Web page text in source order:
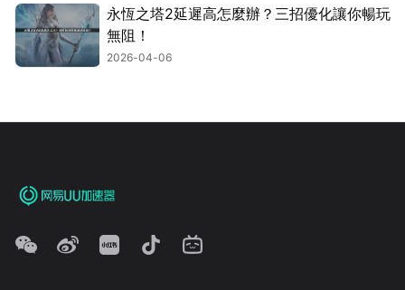
永恆之塔2延遲高怎麼辦？三招優化讓你暢玩
無阻！
2026-04-06